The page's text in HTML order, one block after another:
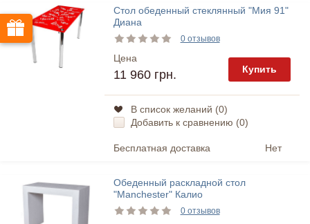
Стол обеденный стеклянный "Мия 91"
Диана
0 отзывов
Цена
11 960 грн. Купить
В список желаний (0)
Добавить к сравнению (0)
Бесплатная доставка Нет
Обеденный раскладной стол
"Manchester" Калио
0 отзывов